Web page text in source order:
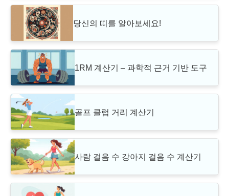
당신의 띠를 알아보세요!
1RM 계산기 – 과학적 근거 기반 도구
골프 클럽 거리 계산기
사람 걸음 수 강아지 걸음 수 계산기